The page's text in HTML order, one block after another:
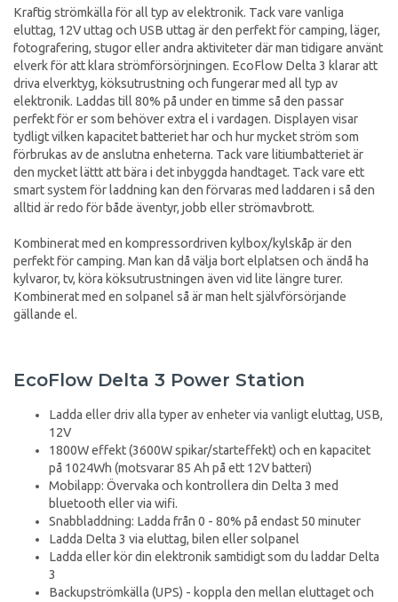
Kraftig strömkälla för all typ av elektronik. Tack vare vanliga
eluttag, 12V uttag och USB uttag är den perfekt för camping, läger,
fotografering, stugor eller andra aktiviteter där man tidigare använt
elverk för att klara strömförsörjningen. EcoFlow Delta 3 klarar att
driva elverktyg, köksutrustning och fungerar med all typ av
elektronik. Laddas till 80% på under en timme så den passar
perfekt för er som behöver extra el i vardagen. Displayen visar
tydligt vilken kapacitet batteriet har och hur mycket ström som
förbrukas av de anslutna enheterna. Tack vare litiumbatteriet är
den mycket lättt att bära i det inbyggda handtaget. Tack vare ett
smart system för laddning kan den förvaras med laddaren i så den
alltid är redo för både äventyr, jobb eller strömavbrott.
Kombinerat med en kompressordriven kylbox/kylskåp är den
perfekt för camping. Man kan då välja bort elplatsen och ändå ha
kylvaror, tv, köra köksutrustningen även vid lite längre turer.
Kombinerat med en solpanel så är man helt självförsörjande
gällande el.
EcoFlow Delta 3 Power Station
Ladda eller driv alla typer av enheter via vanligt eluttag, USB,
12V
1800W effekt (3600W spikar/starteffekt) och en kapacitet
på 1024Wh (motsvarar 85 Ah på ett 12V batteri)
Mobilapp: Övervaka och kontrollera din Delta 3 med
bluetooth eller via wifi.
Snabbladdning: Ladda från 0 - 80% på endast 50 minuter
Ladda Delta 3 via eluttag, bilen eller solpanel
Ladda eller kör din elektronik samtidigt som du laddar Delta
3
Backupströmkälla (UPS) - koppla den mellan eluttaget och